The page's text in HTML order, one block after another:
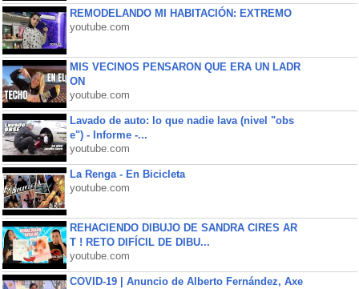
REMODELANDO MI HABITACIÓN: EXTREMO
youtube.com
MIS VECINOS PENSARON QUE ERA UN LADR
ON
youtube.com
Lavado de auto: lo que nadie lava (nivel "obs
e") - Informe -...
youtube.com
La Renga - En Bicicleta
youtube.com
REHACIENDO DIBUJO DE SANDRA CIRES AR
T ! RETO DIFÍCIL DE DIBU...
youtube.com
COVID-19 | Anuncio de Alberto Fernández, Axe